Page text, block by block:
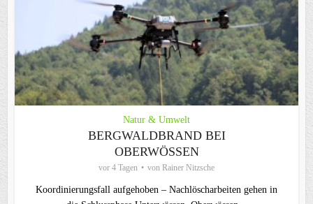
Natur & Umwelt
BERGWALDBRAND BEI
OBERWÖSSEN
vor 4 Tagen von Rainer Nitzsche
Koordinierungsfall aufgehoben – Nachlöscharbeiten gehen in